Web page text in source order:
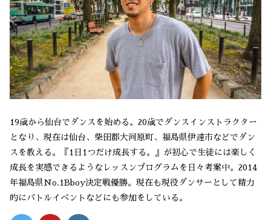
19歳から仙台でダンスを始める。20歳でダンスインストラクター
となり、現在は仙台、柴田郡大河原町、福島県伊達市などでダン
スを教える。『1日1つだけ成長する。』が初心で生徒には楽しく
成長を実感できるようなレッスンプログラムを日々考案中。2014
年福島県No.1Bboy決定戦優勝。現在も現役ダンサーとして精力
的にバトルイベントなどにも参加をしている。